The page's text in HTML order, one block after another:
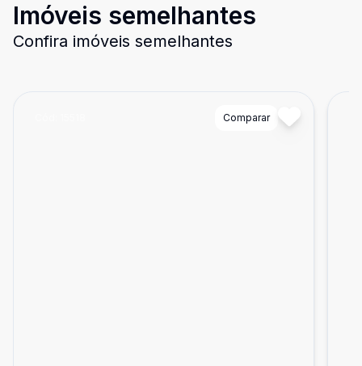
Imóveis semelhantes
Confira imóveis semelhantes
Comparar